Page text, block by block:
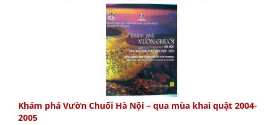
Khám phá Vườn Chuối Hà Nội – qua mùa khai quật 2004-
2005